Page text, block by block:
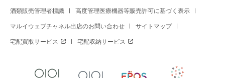
酒類販売管理者標識 高度管理医療機器等販売許可に基づく表示
マルイウェブチャネル出店のお問い合わせ サイトマップ
宅配買取サービス 宅配収納サービス